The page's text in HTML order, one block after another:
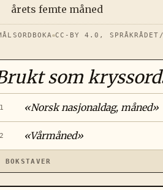
årets femte måned
CC-BY 4.0,
som
«Norsk nasjonaldag, måned»
«Vårmåned»
BOKSTAVER